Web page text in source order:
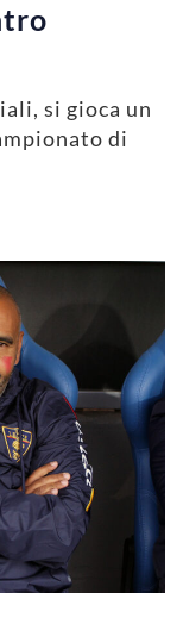
si gioca un
di